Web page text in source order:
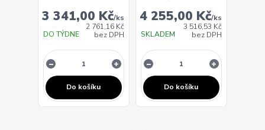
3 341,00 Kč/ks
2 761,16 Kč
bez DPH
DO TÝDNE
Do košíku
4 255,00 Kč/ks
3 516,53 Kč
bez DPH
SKLADEM
Do košíku